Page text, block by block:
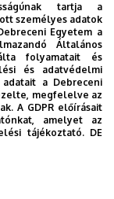
tartja a
személyes adatok
Egyetem a
Általános
folyamatait és
és adatvédelmi
a Debreceni
megfelelve az
A GDPR előírásait
amelyet az
tájékoztató. DE